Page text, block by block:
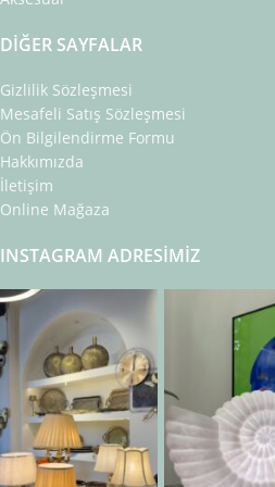
DIĞER SAYFALAR
Gizlilik Sözleşmesi
Mesafeli Satış Sözleşmesi
Ön Bilgilendirme Formu
Hakkımızda
İletişim
Online Mağaza
INSTAGRAM ADRESIMIZ